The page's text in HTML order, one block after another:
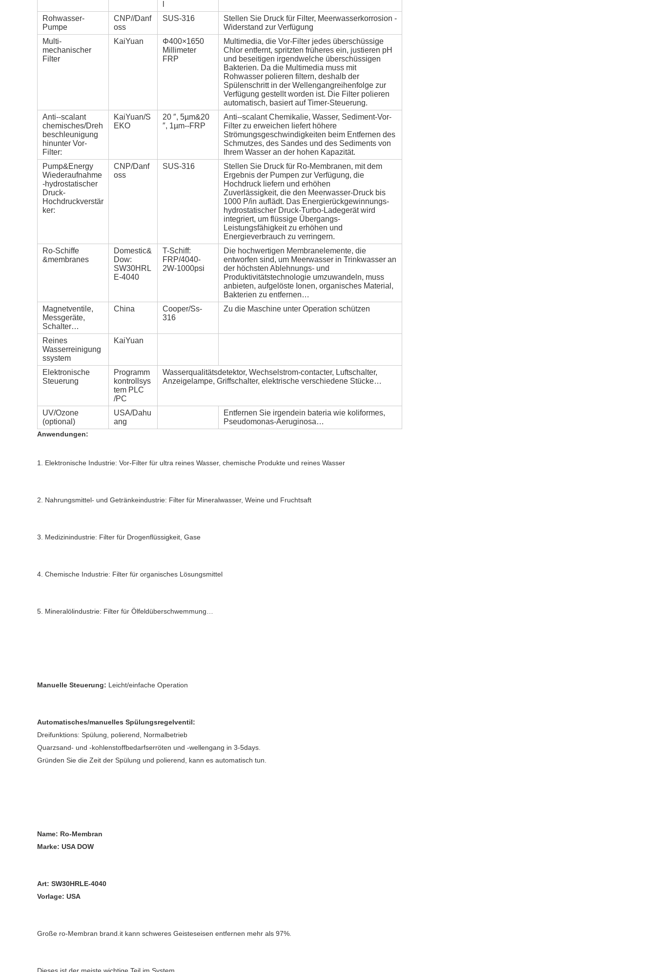
Rohwasser-
Pumpe
CNP//Danf
oss
SUS-316
Stellen Sie Druck für Filter, Meerwasserkorrosion -
Widerstand zur Verfügung
Multi-
mechanischer
Filter
KaiYuan
Φ400×1650
Millimeter
FRP
Multimedia, die Vor-Filter jedes überschüssige
Chlor entfernt, spritzten früheres ein, justieren pH
und beseitigen irgendwelche überschüssigen
Bakterien. Da die Multimedia muss mit
Rohwasser polieren filtern, deshalb der
Spülenschritt in der Wellengangreihenfolge zur
Verfügung gestellt worden ist. Die Filter polieren
automatisch, basiert auf Timer-Steuerung.
Anti--scalant
chemisches/Dreh
beschleunigung
hinunter Vor-
Filter:
KaiYuan/S
EKO
20 ″, 5µm&20
″, 1µm--FRP
Anti--scalant Chemikalie, Wasser, Sediment-Vor-
Filter zu erweichen liefert höhere
Strömungsgeschwindigkeiten beim Entfernen des
Schmutzes, des Sandes und des Sediments von
Ihrem Wasser an der hohen Kapazität.
Pump&Energy
Wiederaufnahme
-hydrostatischer
Druck-
Hochdruckverstär
ker:
CNP/Danf
oss
SUS-316
Stellen Sie Druck für Ro-Membranen, mit dem
Ergebnis der Pumpen zur Verfügung, die
Hochdruck liefern und erhöhen
Zuverlässigkeit, die den Meerwasser-Druck bis
1000 P/in auflädt. Das Energierückgewinnungs-
hydrostatischer Druck-Turbo-Ladegerät wird
integriert, um flüssige Übergangs-
Leistungsfähigkeit zu erhöhen und
Energieverbrauch zu verringern.
Ro-Schiffe
&membranes
Domestic&
Dow:
SW30HRL
E-4040
T-Schiff:
FRP/4040-
2W-1000psi
Die hochwertigen Membranelemente, die
entworfen sind, um Meerwasser in Trinkwasser an
der höchsten Ablehnungs- und
Produktivitätstechnologie umzuwandeln, muss
anbieten, aufgelöste Ionen, organisches Material,
Bakterien zu entfernen…
Magnetventile,
Messgeräte,
Schalter…
China
Cooper/Ss-
316
Zu die Maschine unter Operation schützen
Reines
Wasserreinigung
ssystem
KaiYuan
Elektronische
Steuerung
Programm
kontrollsys
tem PLC
/PC
Wasserqualitätsdetektor, Wechselstrom-contacter, Luftschalter,
Anzeigelampe, Griffschalter, elektrische verschiedene Stücke…
UV/Ozone
(optional)
USA/Dahu
ang
Entfernen Sie irgendein bateria wie koliformes,
Pseudomonas-Aeruginosa…
Anwendungen:
1. Elektronische Industrie: Vor-Filter für ultra reines Wasser, chemische Produkte und reines Wasser
2. Nahrungsmittel- und Getränkeindustrie: Filter für Mineralwasser, Weine und Fruchtsaft
3. Medizinindustrie: Filter für Drogenflüssigkeit, Gase
4. Chemische Industrie: Filter für organisches Lösungsmittel
5. Mineralölindustrie: Filter für Ölfeldüberschwemmung…
Manuelle Steuerung: Leicht/einfache Operation
Automatisches/manuelles Spülungsregelventil:
Dreifunktions: Spülung, polierend, Normalbetrieb
Quarzsand- und -kohlenstoffbedarfserröten und -wellengang in 3-5days.
Gründen Sie die Zeit der Spülung und polierend, kann es automatisch tun.
Name: Ro-Membran
Marke: USA DOW
Art: SW30HRLE-4040
Vorlage: USA
Große ro-Membran brand.it kann schweres Geisteseisen entfernen mehr als 97%.